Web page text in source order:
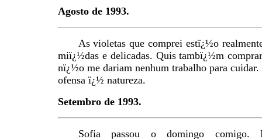
Agosto de 1993.
As violetas que comprei estï¿½o
miï¿½das e delicadas. Quis tambï¿½m
nï¿½o me dariam nenhum trabalho para cuidar.
ofensa ï¿½ natureza.
Setembro de 1993.
Sofia passou o domingo comigo.